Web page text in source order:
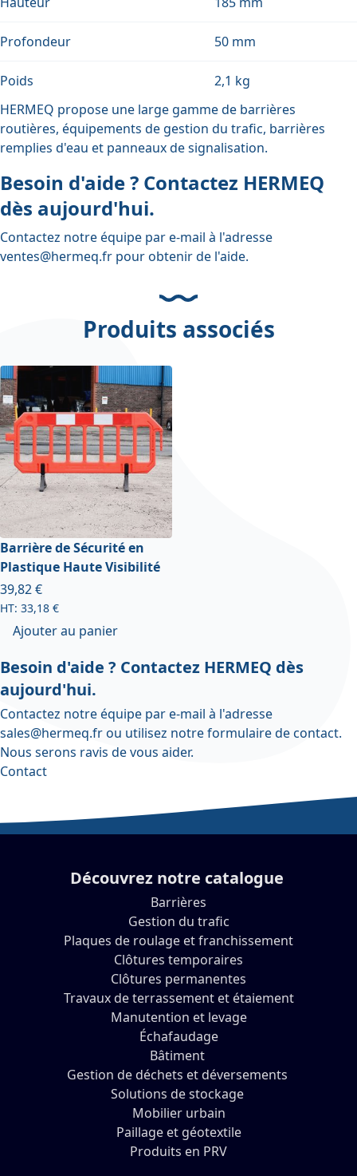
Profondeur 50 mm
Poids
2,1 kg
HERMEQ propose une large gamme de barrières
routières, équipements de gestion du trafic, barrières
remplies d'eau et panneaux de signalisation.
Besoin d'aide ? Contactez HERMEQ
dès aujourd'hui.
Contactez notre équipe par e-mail à l'adresse
ventes@hermeq.fr pour obtenir de l'aide.
Produits associés
Barrière de Sécurité en
Plastique Haute Visibilité
39,82 €
33,18 €
Ajouter au panier
Besoin d'aide ? Contactez HERMEQ dès
aujourd'hui.
Contactez notre équipe par e-mail à l'adresse
sales@hermeq.frou utilisez notreformulaire de contact.
Nous serons ravis de vous aider.
Contact
Découvrez notre catalogue
Barrières
Gestion du trafic
Plaques de roulage et franchissement
Clôtures temporaires
Clôtures permanentes
Travaux de terrassement et étaiement
Manutention et levage
Échafaudage
Bâtiment
Gestion de déchets et déversements
Solutions de stockage
Mobilier urbain
Paillage et géotextile
Produits en PRV